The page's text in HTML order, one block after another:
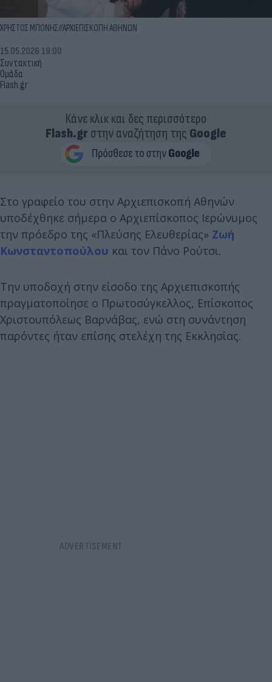
ΧΡΗΣΤΟΣ ΜΠΟΝΗΣ//ΑΡΧΙΕΠΙΣΚΟΠΗ ΑΘΗΝΩΝ
Συντακτική
Ομάδα
Flash.gr
15.05.2026 19:00
Κάνε κλικ και δες περισσότερο
Flash.grστην αναζήτηση της Google
Στο γραφείο του στην Αρχιεπισκοπή Αθηνών
υποδέχθηκε σήμερα ο Αρχιεπίσκοπος Ιερώνυμος
την πρόεδρο της «Πλεύσης Ελευθερίας» Ζωή
Κωνσταντοπούλου και τον Πάνο Ρούτσι.
Την υποδοχή στην είσοδο της Αρχιεπισκοπής
πραγματοποίησε ο Πρωτοσύγκελλος, Επίσκοπος
Χριστουπόλεως Βαρνάβας, ενώ στη συνάντηση
παρόντες ήταν επίσης στελέχη της Εκκλησίας.